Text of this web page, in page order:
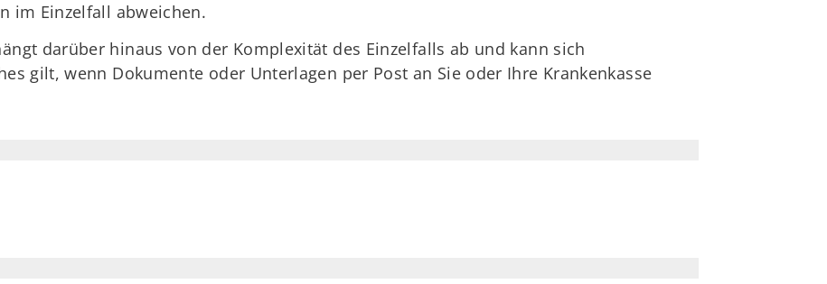
im Einzelfall abweichen.
darüber hinaus von der Komplexität des Einzelfalls ab und kann sich
gilt, wenn Dokumente oder Unterlagen per Post an Sie oder Ihre Krankenkasse